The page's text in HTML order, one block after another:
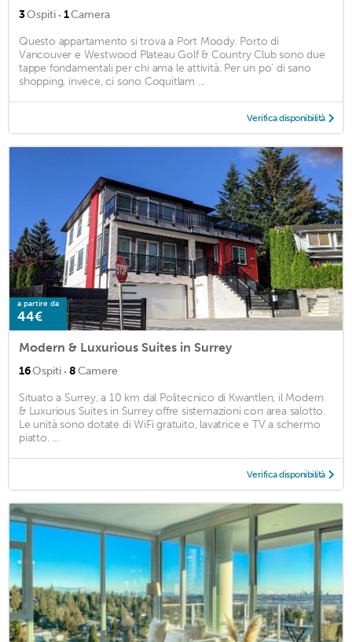
3Ospiti · 1Camera
Questo appartamento si trova a Port Moody. Porto di
Vancouver e Westwood Plateau Golf & Country Club sono due
tappe fondamentali per chi ama le attività. Per un po' di sano
shopping, invece, ci sono Coquitlam ...
Verifica disponibilità
a partire da
44€
Modern & Luxurious Suites in Surrey
16Ospiti · 8Camere
Situato a Surrey, a 10 km dal Politecnico di Kwantlen, il Modern
& Luxurious Suites in Surrey offre sistemazioni con area salotto.
Le unità sono dotate di WiFi gratuito, lavatrice e TV a schermo
piatto. ...
Verifica disponibilità